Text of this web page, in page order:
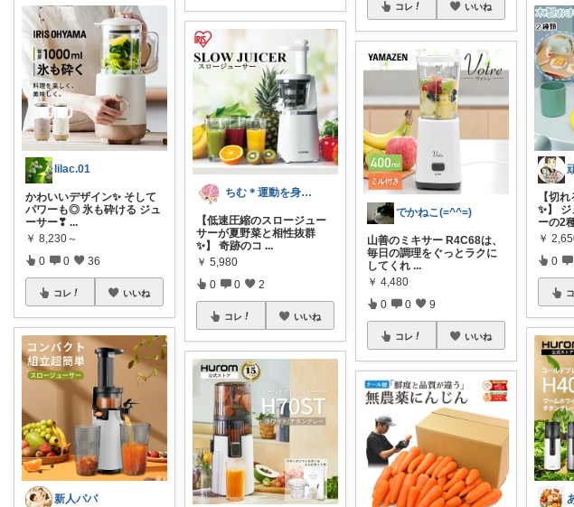
lilac.01
かわいいデザイン✨ そして
パワーも◎ 氷も砕ける ジュ
ーサー❣ ...
￥ 8,230～
0 0 36
コレ いいね
新人パパ
ちむ＊運動を身近に、ハッピーに＊
【低速圧縮のスロージュー
サーが夏野菜と相性抜群
✨】 奇跡のコ ...
￥ 5,980
0 0 2
コレ いいね
コレ いいね
でかねこ(=^^=)
山善のミキサー R4C68は、
毎日の調理をぐっとラクに
してくれ ...
￥ 4,480
0 0 9
コレ いいね
【切
✨】
ーの2
￥
0